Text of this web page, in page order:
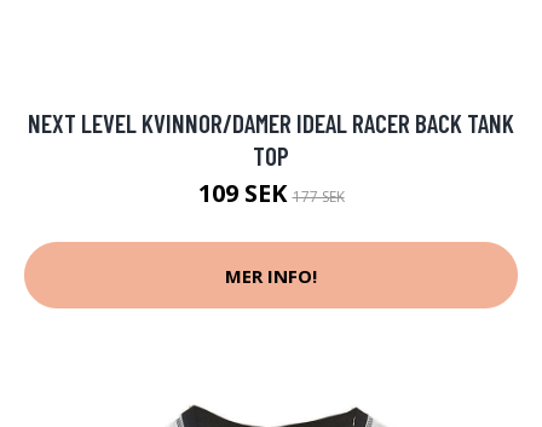
NEXT LEVEL KVINNOR/DAMER IDEAL RACER BACK TANK
TOP
109 SEK177 SEK
MER INFO!